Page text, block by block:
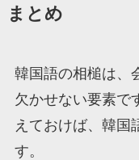
まとめ
韓国語の相槌は、
欠かせない要素で
えておけば、韓国
す。